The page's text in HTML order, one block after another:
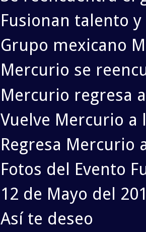
Fusionan talento
Grupo mexicano
Mercurio se
Mercurio regresa
Vuelve Mercurio a
Regresa Mercurio
Fotos del Evento
12 de Mayo del
Así te deseo